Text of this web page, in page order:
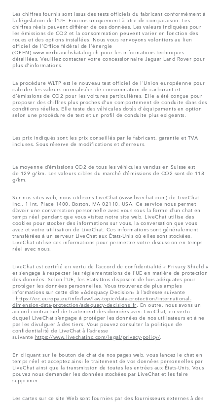
Les chiffres fournis sont issus des tests officiels du fabricant conformément à
la législation de l'UE. Fournis uniquement à titre de comparaison. Les
chiffres réels peuvent différer de ces données. Les valeurs indiquées pour
les émissions de CO2 et la consommation peuvent varier en fonction des
roues et des options installées. Nous vous renvoyons volontiers au lien
officiel de l'Office fédéral de l'énergie
(OFEN) www.verbrauchskatalog.ch pour les informations techniques
détaillées. Veuillez contacter votre concessionnaire Jaguar Land Rover pour
plus d'informations.
La procédure WLTP est le nouveau test officiel de l'Union européenne pour
calculer les valeurs normalisées de consommation de carburant et
d'émissions de CO2 pour les voitures particulières. Elle a été conçue pour
proposer des chiffres plus proches d'un comportement de conduite dans des
conditions réelles. Elle teste des véhicules dotés d'équipements en option
selon une procédure de test et un profil de conduite plus exigeants.
Les prix indiqués sont les prix conseillés par le fabricant, garantie et TVA
incluses. Sous réserve de modifications et d'erreurs.
La moyenne d’émissions CO2 de tous les véhicules vendus en Suisse est
de 129 g/km. Les valeurs cibles du marché d’émissions de CO2 sont de 118
g/km.
Sur nos sites web, nous utilisons LiveChat (www.livechat.com) de LiveChat
Inc., 1 Int. Place 1400, Boston, MA 02110, USA. Ce service nous permet
d’avoir une conversation personnelle avec vous sous la forme d’un chat en
temps réel pendant que vous visitez notre site web. LiveChat utilise des
cookies pour stocker des informations sur vous, la conversation que vous
avez et votre utilisation de LiveChat. Ces informations sont généralement
transférées à un serveur LiveChat aux États-Unis où elles sont stockées.
LiveChat utilise ces informations pour permettre votre discussion en temps
réel avec nous.
LiveChat est certifié en vertu de l’accord de confidentialité « Privacy Shield »
et s’engage à respecter les réglementations de l’UE en matière de protection
des données. Selon l’UE, les États-Unis disposent de lois adéquates pour
protéger les données personnelles. Vous trouverez de plus amples
informations sur cette dite «Adequacy Decision» à l’adresse suivante
: https://ec.europa.eu/info/law/law-topic/data-protection/international-
dimension-data-protection/adequacy-decisions_fr . En outre, nous avons un
accord contractuel de traitement des données avec LiveChat, en vertu
duquel LiveChat s’engage à protéger les données de nos utilisateurs et à ne
pas les divulguer à des tiers. Vous pouvez consulter la politique de
confidentialité de LiveChat à l’adresse
suivante https://www.livechatinc.com/legal/privacy-policy/
En cliquant sur le bouton de chat de nos pages web, vous lancez le chat en
temps réel et acceptez ainsi le traitement de vos données personnelles par
LiveChat ainsi que la transmission de toutes les entrées aux États-Unis. Vous
pouvez nous demander les données stockées par LiveChat et les faire
supprimer.
Les cartes sur ce site Web sont fournies par des fournisseurs externes à des